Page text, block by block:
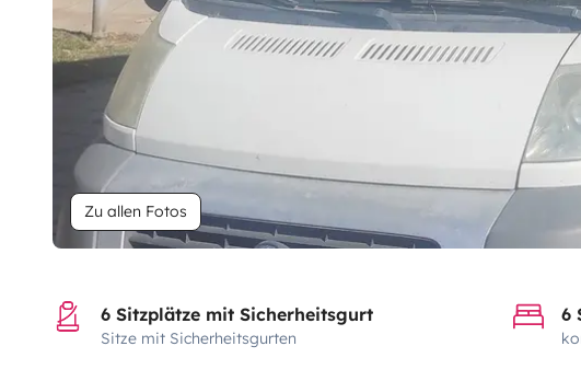
Zu allen Fotos
6 Sitzplätze mit Sicherheitsgurt
Sitze mit Sicherheitsgurten
6